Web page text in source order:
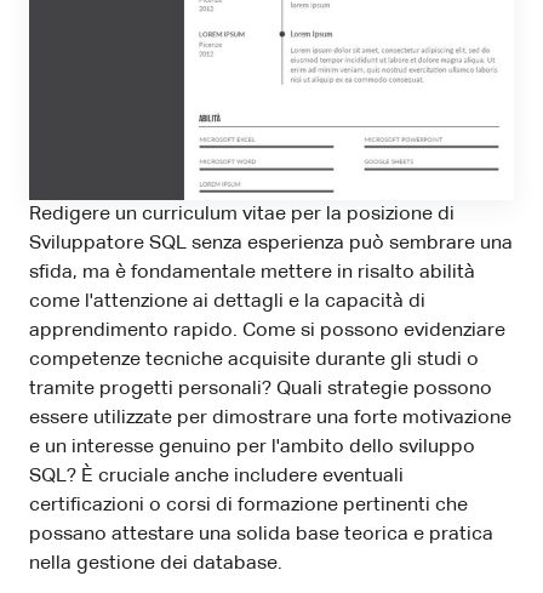
Redigere un curriculum vitae per la posizione di
Sviluppatore SQL senza esperienza può sembrare una
sfida, ma è fondamentale mettere in risalto abilità
come l'attenzione ai dettagli e la capacità di
apprendimento rapido. Come si possono evidenziare
competenze tecniche acquisite durante gli studi o
tramite progetti personali? Quali strategie possono
essere utilizzate per dimostrare una forte motivazione
e un interesse genuino per l'ambito dello sviluppo
SQL? È cruciale anche includere eventuali
certificazioni o corsi di formazione pertinenti che
possano attestare una solida base teorica e pratica
nella gestione dei database.